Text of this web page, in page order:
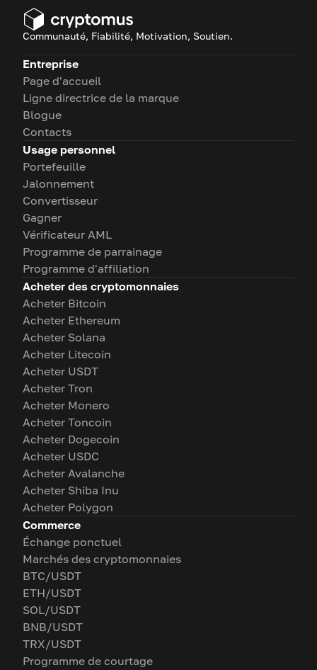
Communauté, Fiabilité, Motivation, Soutien.
Entreprise
Page d'accueil
Ligne directrice de la marque
Blogue
Contacts
Usage personnel
Portefeuille
Jalonnement
Convertisseur
Gagner
Vérificateur AML
Programme de parrainage
Programme d'affiliation
Acheter des cryptomonnaies
Acheter Bitcoin
Acheter Ethereum
Acheter Solana
Acheter Litecoin
Acheter USDT
Acheter Tron
Acheter Monero
Acheter Toncoin
Acheter Dogecoin
Acheter USDC
Acheter Avalanche
Acheter Shiba Inu
Acheter Polygon
Commerce
Échange ponctuel
Marchés des cryptomonnaies
BTC/USDT
ETH/USDT
SOL/USDT
BNB/USDT
TRX/USDT
Programme de courtage